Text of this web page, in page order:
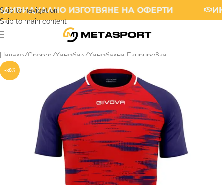
Skip to navigation
Skip to main content
ИЗГОТВЯНЕ НА ОФЕРТИ
Начало/Спорт /Хандбал /Хандбална Екипировка
-38%